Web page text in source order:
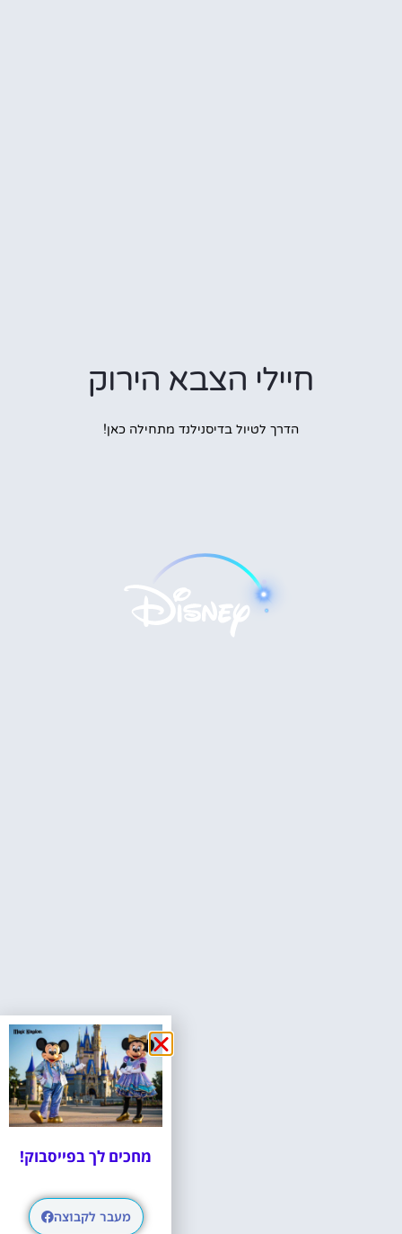
חיילי הצבא הירוק
הדרך לטיול בדיסנילנד מתחילה כאן!
מחכים לך בפייסבוק!
מעבר לקבוצה